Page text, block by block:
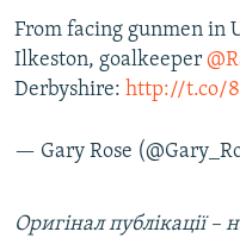
From facing gunmen in
Ilkeston, goalkeeper
Derbyshire: http://t.co/
— Gary Rose
Оригінал публікації –